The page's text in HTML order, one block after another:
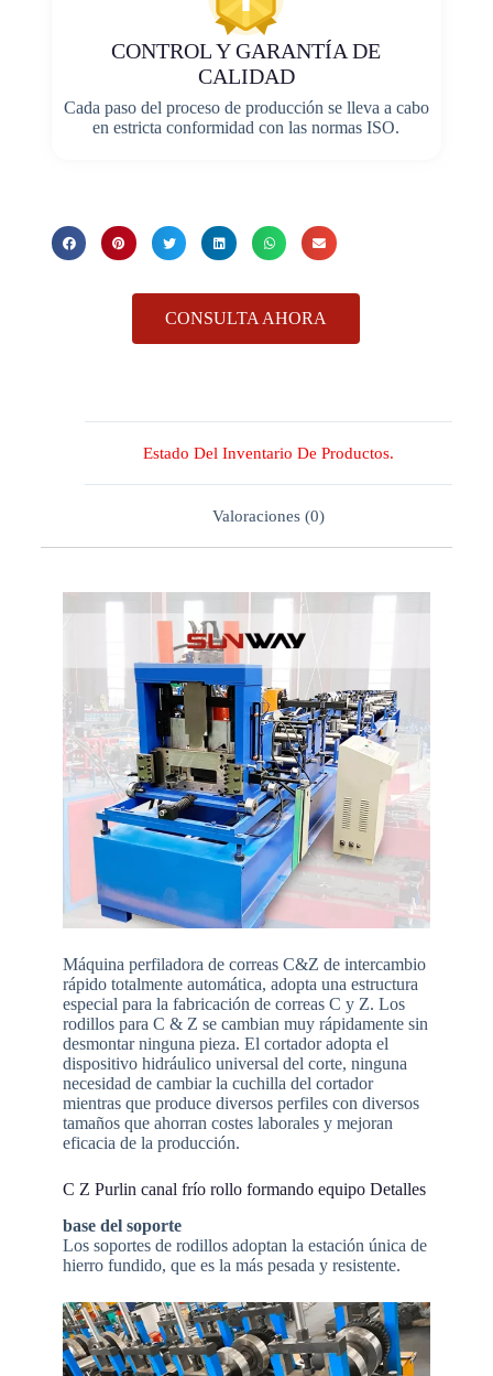
CONTROL Y GARANTÍA DE
CALIDAD
Cada paso del proceso de producción se lleva a cabo
en estricta conformidad con las normas ISO.
CONSULTA AHORA
Estado Del Inventario De Productos.
Valoraciones (0)
Máquina perfiladora de correas C&Z de intercambio
rápido totalmente automática, adopta una estructura
especial para la fabricación de correas C y Z. Los
rodillos para C & Z se cambian muy rápidamente sin
desmontar ninguna pieza. El cortador adopta el
dispositivo hidráulico universal del corte, ninguna
necesidad de cambiar la cuchilla del cortador
mientras que produce diversos perfiles con diversos
tamaños que ahorran costes laborales y mejoran
eficacia de la producción.
C Z Purlin canal frío rollo formando equipo Detalles
base del soporte
Los soportes de rodillos adoptan la estación única de
hierro fundido, que es la más pesada y resistente.